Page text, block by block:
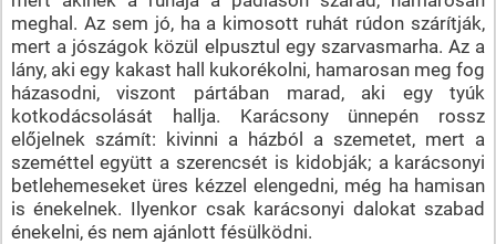
meghal. Az sem jó, ha a kimosott ruhát rúdon szárítják,
mert a jószágok közül elpusztul egy szarvasmarha. Az a
lány, aki egy kakast hall kukorékolni, hamarosan meg fog
házasodni, viszont pártában marad, aki egy tyúk
kotkodácsolását hallja. Karácsony ünnepén rossz
előjelnek számít: kivinni a házból a szemetet, mert a
szeméttel együtt a szerencsét is kidobják; a karácsonyi
betlehemeseket üres kézzel elengedni, még ha hamisan
is énekelnek. Ilyenkor csak karácsonyi dalokat szabad
énekelni, és nem ajánlott fésülködni.